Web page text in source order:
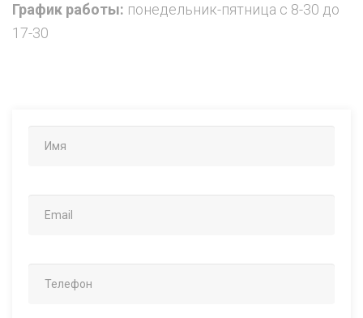
График работы: понедельник-пятница с 8-30 до
17-30